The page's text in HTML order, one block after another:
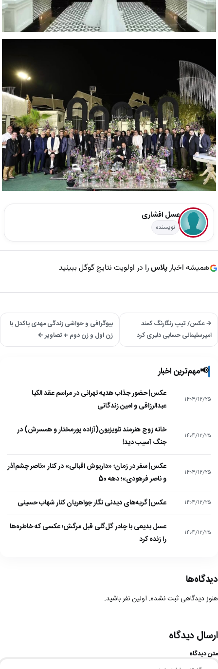
عسل افشاری
نویسنده
همیشه اخبارپلاسرا در اولویت نتایج گوگل ببینید
→ عکس/ تیپ رنگارنگ کمند
امیرسلیمانی حسابی دلبری کرد
بیوگرافی و حواشی زندگی مهدی پاکدل با
زن اول و زن دوم + تصاویر ←
📢مهم‌ترین اخبار
۱۴۰۴/۱۲/۲۵
عکس| حضور جذاب هدیه تهرانی در مراسم عقد الکیا
عبدالرزاقی و امین زندگانی
۱۴۰۴/۱۲/۲۵
خانه زوج هنرمند تلویزیون(آزاده پورمختار و همسرش) در
جنگ آسیب دید!
۱۴۰۴/۱۲/۲۵
عکس| سفر در زمان؛ «داریوش اقبالی» در کنار «ناصر چشم‌آذر
و ناصر فرهودی»؛ دهه 50
۱۴۰۴/۱۲/۲۵ عکس| گریه‌های دیدنی نگار جواهریان کنار شهاب حسینی
۱۴۰۴/۱۲/۲۵
عسل بدیعی با چادر گل‌گلی قبل مرگش؛ عکسی که خاطره‌ها
را زنده کرد
دیدگاه‌ها
هنوز دیدگاهی ثبت نشده. اولین نفر باشید.
ارسال دیدگاه
متن دیدگاه